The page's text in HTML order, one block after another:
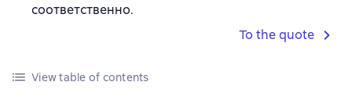
соответственно.
To the quote
View table of contents